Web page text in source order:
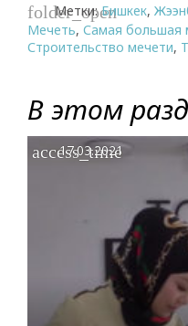
folder_open
Метки:Бишкек,
Мечеть, Самая большая
Строительство мечети,
В этом
access_time
17.03.2021